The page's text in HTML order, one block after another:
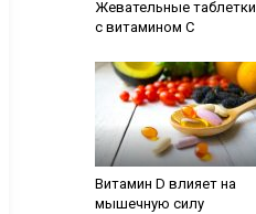
Жевательные таблетки
с витамином С
Витамин D влияет на
мышечную силу